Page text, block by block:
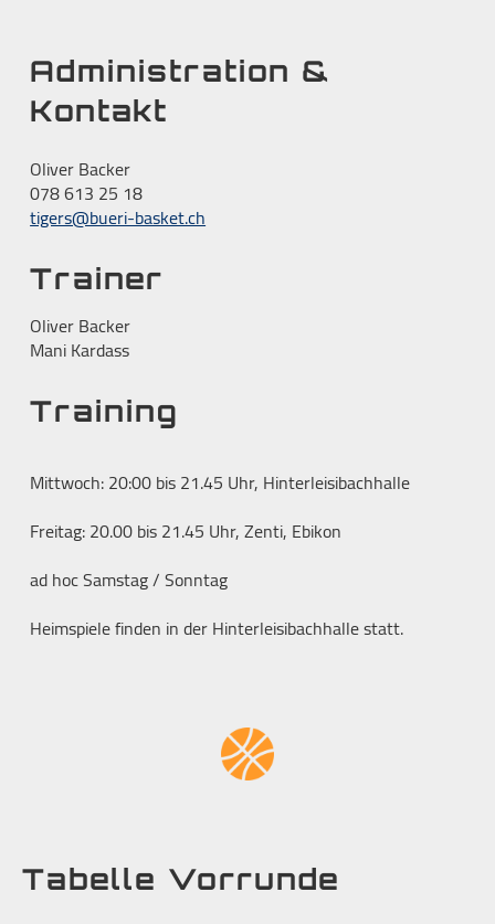
Administration &
Kontakt
Oliver Backer
078 613 25 18
tigers@bueri-basket.ch
Trainer
Oliver Backer
Mani Kardass
Training
Mittwoch: 20:00 bis 21.45 Uhr, Hinterleisibachhalle
Freitag: 20.00 bis 21.45 Uhr, Zenti, Ebikon
ad hoc Samstag / Sonntag
Heimspiele finden in der Hinterleisibachhalle statt.
Tabelle Vorrunde